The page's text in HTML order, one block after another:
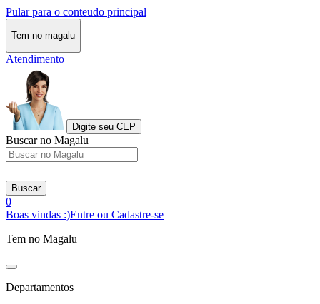
Pular para o conteudo principal
Tem no magalu
Atendimento
Digite seu CEP
Buscar no Magalu
Buscar
0
Boas vindas :)Entre ou Cadastre-se
Tem no Magalu
Departamentos